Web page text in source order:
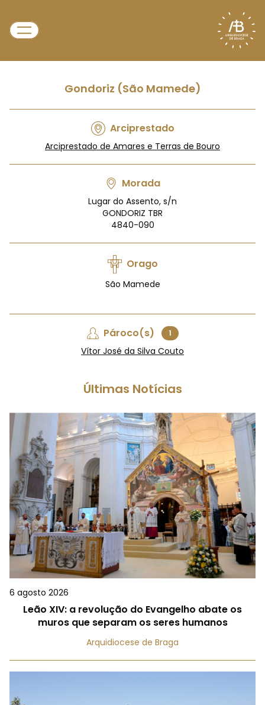
Gondoriz (São Mamede)
Arciprestado
Arciprestado de Amares e Terras de Bouro
Morada
Lugar do Assento, s/n
GONDORIZ TBR
4840-090
Orago
São Mamede
Pároco(s) 1
Vítor José da Silva Couto
Últimas Notícias
6 agosto 2026
Leão XIV: a revolução do Evangelho abate os
muros que separam os seres humanos
Arquidiocese de Braga